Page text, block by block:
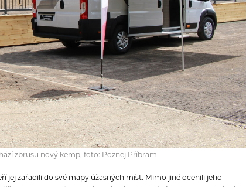
zbrusu nový kemp, foto: Poznej Příbram
jej zařadili do své mapy úžasných míst. Mimo jiné ocenili jeho